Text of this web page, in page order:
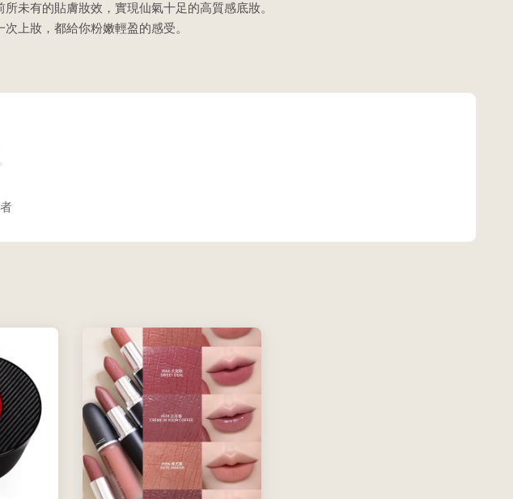
未有的貼膚妝效，實現仙氣十足的高質感底妝。
上妝，都給你粉嫩輕盈的感受。